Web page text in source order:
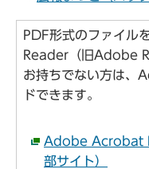
PDF形式のファイ
Reader（旧Adobe
お持ちでない方は、
ドできます。
Adobe Acrobat
部サイト）